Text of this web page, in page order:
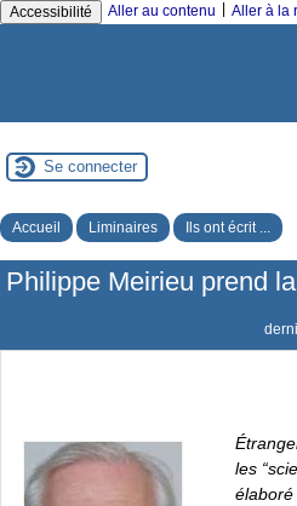
Accessibilité Aller au contenu Aller à la
Se connecter
Accueil Liminaires Ils ont écrit ...
Philippe Meirieu prend
les
élaboré